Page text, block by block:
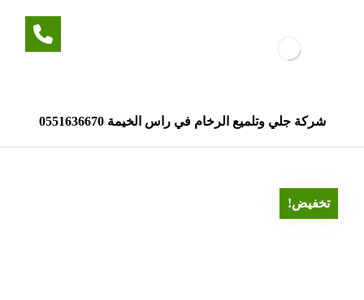
شركة جلي وتلميع الرخام في راس الخيمة 0551636670
تخفيض!